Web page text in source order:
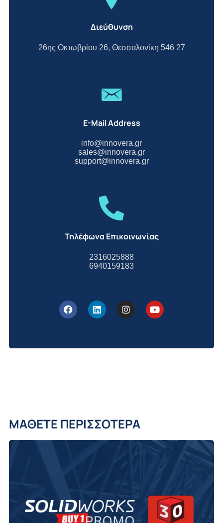
Διεύθυνση
26ης Οκτωβρίου 26, Θεσσαλονίκη 546 27
E-Mail Address
info@innovera.gr
sales@innovera.gr
support@innovera.gr
Τηλέφωνα Επικοινωνίας
2316025888
6940159183
ΜΑΘΕΤΕ ΠΕΡΙΣΣΟΤΕΡΑ